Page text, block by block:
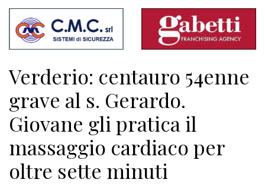
Contenuti
del
sito
Associazioni
Meteo
CONTATTI
La
Verderio: centauro 54enne
grave al s. Gerardo.
Giovane gli pratica il
massaggio cardiaco per
oltre sette minuti